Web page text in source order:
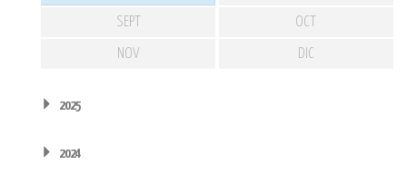
SEPT OCT
NOV DIC
2025
2024